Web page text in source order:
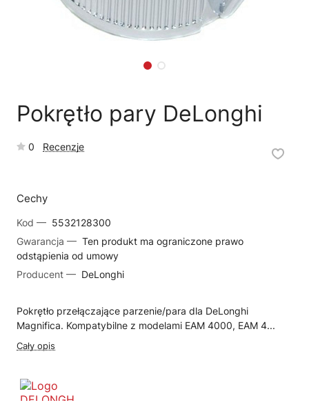
Pokrętło pary DeLonghi
0 Recenzje
Cechy
Kod — 5532128300
Gwarancja — Ten produkt ma ograniczone prawo
odstąpienia od umowy
Producent — DeLonghi
Pokrętło przełączające parzenie/para dla DeLonghi
Magnifica. Kompatybilne z modelami EAM 4000, EAM 4...
Cały opis
Reklamacja naprawy 📦 Reklamacja towaru